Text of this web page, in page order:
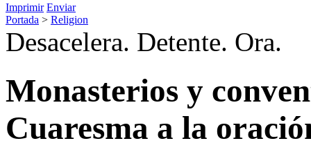
Imprimir Enviar
Portada > Religion
Desacelera. Detente. Ora.
Monasterios y
Cuaresma a la